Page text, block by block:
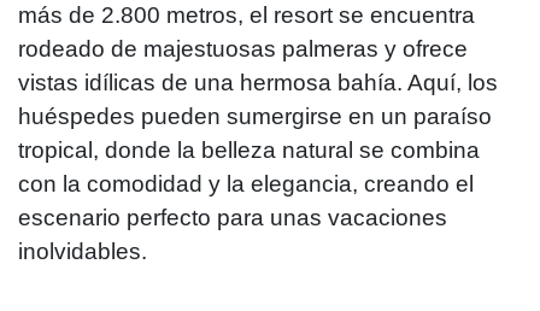
más de 2.800 metros, el resort se encuentra
rodeado de majestuosas palmeras y ofrece
vistas idílicas de una hermosa bahía. Aquí, los
huéspedes pueden sumergirse en un paraíso
tropical, donde la belleza natural se combina
con la comodidad y la elegancia, creando el
escenario perfecto para unas vacaciones
inolvidables.